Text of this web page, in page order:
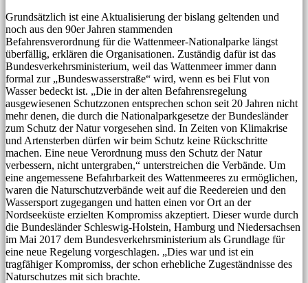
Grundsätzlich ist eine Aktualisierung der bislang geltenden und
noch aus den 90er Jahren stammenden
Befahrensverordnung für die Wattenmeer-Nationalparke längst
überfällig, erklären die Organisationen. Zuständig dafür ist das
Bundesverkehrsministerium, weil das Wattenmeer immer dann
formal zur „Bundeswasserstraße“ wird, wenn es bei Flut von
Wasser bedeckt ist. „Die in der alten Befahrensregelung
ausgewiesenen Schutzzonen entsprechen schon seit 20 Jahren nicht
mehr denen, die durch die Nationalparkgesetze der Bundesländer
zum Schutz der Natur vorgesehen sind. In Zeiten von Klimakrise
und Artensterben dürfen wir beim Schutz keine Rückschritte
machen. Eine neue Verordnung muss den Schutz der Natur
verbessern, nicht untergraben,“ unterstreichen die Verbände. Um
eine angemessene Befahrbarkeit des Wattenmeeres zu ermöglichen,
waren die Naturschutzverbände weit auf die Reedereien und den
Wassersport zugegangen und hatten einen vor Ort an der
Nordseeküste erzielten Kompromiss akzeptiert. Dieser wurde durch
die Bundesländer Schleswig-Holstein, Hamburg und Niedersachsen
im Mai 2017 dem Bundesverkehrsministerium als Grundlage für
eine neue Regelung vorgeschlagen. „Dies war und ist ein
tragfähiger Kompromiss, der schon erhebliche Zugeständnisse des
Naturschutzes mit sich brachte.